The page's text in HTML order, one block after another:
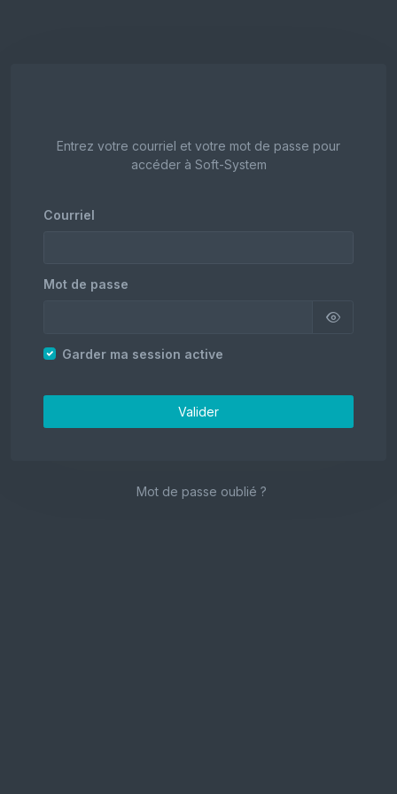
Entrez votre courriel et votre mot de passe pour
accéder à Soft-System
Courriel
Mot de passe
Garder ma session active
Valider
Mot de passe oublié ?